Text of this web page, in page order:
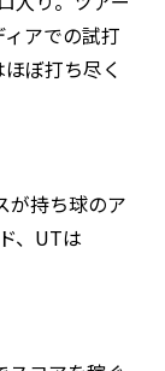
アでの試打
ぼ打ち尽く
が持ち球のア
、UTは